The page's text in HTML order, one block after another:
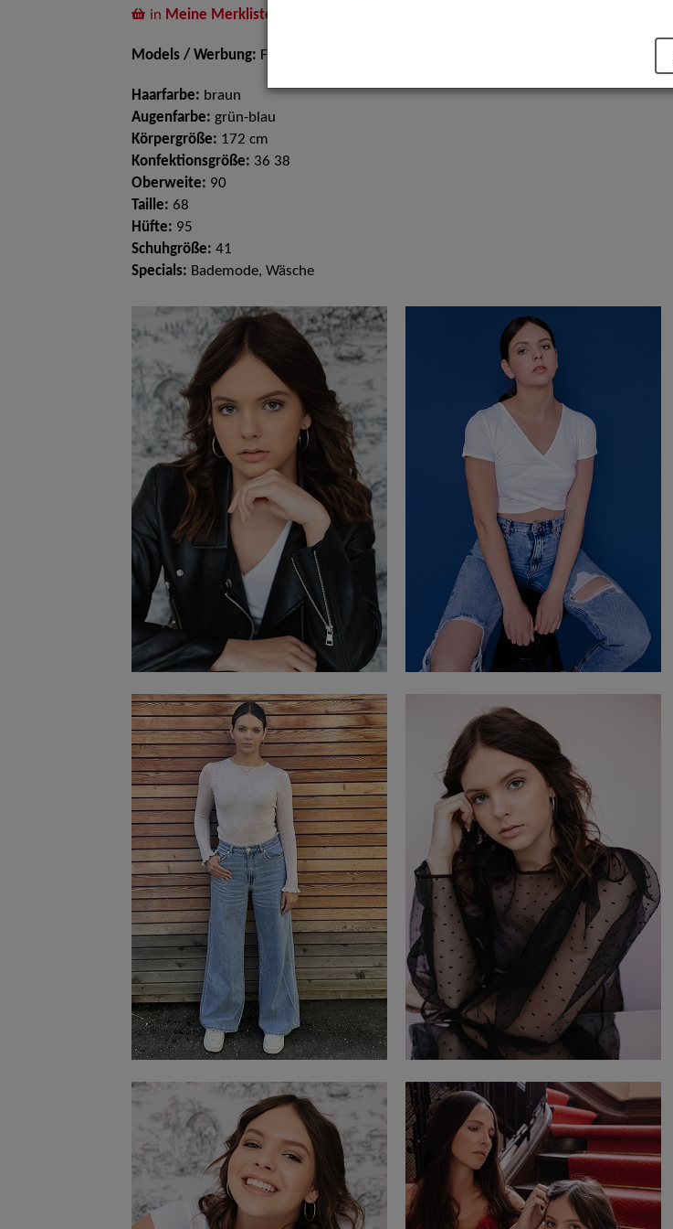
in Meine Merkliste
Models / Werbung: Fotomodell
Haarfarbe: braun
Augenfarbe: grün-blau
Körpergröße: 172 cm
Konfektionsgröße: 36 38
Oberweite: 90
Taille: 68
Hüfte: 95
Schuhgröße: 41
Specials: Bademode, Wäsche